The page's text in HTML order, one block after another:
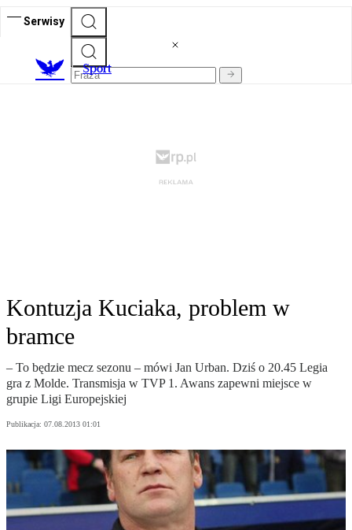
Serwisy
Sport
Kontuzja Kuciaka, problem w
bramce
– To będzie mecz sezonu – mówi Jan Urban. Dziś o 20.45 Legia
gra z Molde. Transmisja w TVP 1. Awans zapewni miejsce w
grupie Ligi Europejskiej
Publikacja: 07.08.2013 01:01